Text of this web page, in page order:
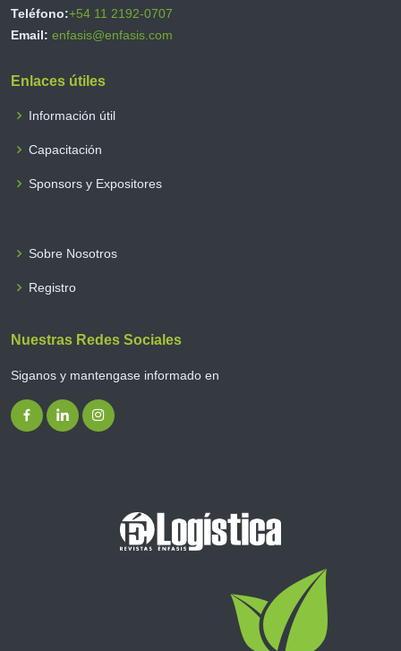
Teléfono:+54 11 2192-0707
Email: enfasis@enfasis.com
Enlaces útiles
Información útil
Capacitación
Sponsors y Expositores
Sobre Nosotros
Registro
Nuestras Redes Sociales
Siganos y mantengase informado en